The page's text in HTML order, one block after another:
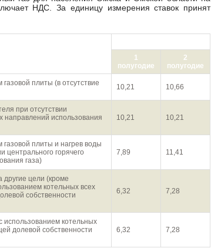
НДС. За единицу измерения ставок принят
1
полугодие
2
полугодие
плиты (в отсутствие
10,21 10,66
при отсутствии
направлений использования
10,21 10,21
плиты и нагрев воды
центрального горячего
газа)
7,89 11,41
цели (кроме
котельных всех
собственности
6,32 7,28
использованием котельных
долевой собственности
6,32 7,28